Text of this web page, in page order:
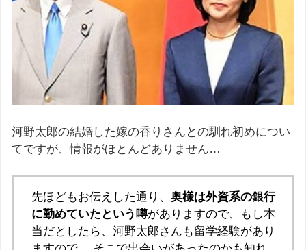
河野太郎の結婚した嫁の香りさんとの馴れ初めについ
てですが、情報がほとんどありません…
先ほどもお伝えした通り、 奥様は外資系の銀行
に勤めていたという噂がありますので、もし本
当だとしたら、河野太郎さんも留学経験があり